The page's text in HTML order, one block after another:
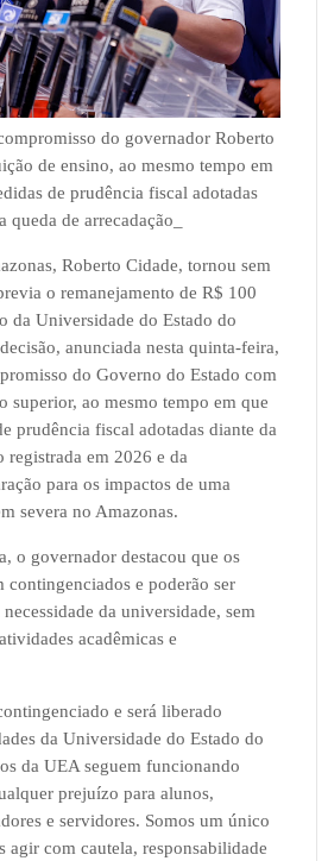
do governador Roberto
de ensino, ao mesmo tempo em
de prudência fiscal adotadas
queda de arrecadação_
Roberto Cidade, tornou sem
o remanejamento de R$ 100
da Universidade do Estado do
anunciada nesta quinta-feira,
do Governo do Estado com
superior, ao mesmo tempo em que
prudência fiscal adotadas diante da
registrada em 2026 e da
para os impactos de uma
severa no Amazonas.
o governador destacou que os
contingenciados e poderão ser
da universidade, sem
acadêmicas e
e será liberado
da Universidade do Estado do
da UEA seguem funcionando
prejuízo para alunos,
e servidores. Somos um único
agir com cautela, responsabilidade